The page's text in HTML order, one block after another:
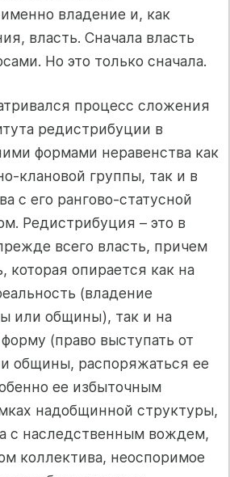
владение и, как
власть. Сначала власть
Но это только сначала.
процесс сложения
редистрибуции в
формами неравенства как
группы, так и в
с его рангово‑статусной
Редистрибуция – это в
всего власть, причем
которая опирается как на
(владение
или общины), так и на
(право выступать от
общины, распоряжаться ее
ее избыточным
надобщинной структуры,
с наследственным вождем,
коллектива, неоспоримое